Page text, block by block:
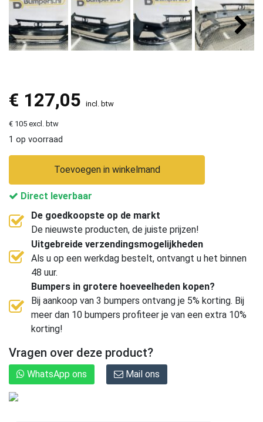
€ 127,05 incl. btw
€ 105 excl. btw
1 op voorraad
Toevoegen in winkelmand
Direct leverbaar
De goedkoopste op de markt
De nieuwste producten, de juiste prijzen!
Uitgebreide verzendingsmogelijkheden
Als u op een werkdag bestelt, ontvangt u het binnen
48 uur.
Bumpers in grotere hoeveelheden kopen?
Bij aankoop van 3 bumpers ontvang je 5% korting. Bij
meer dan 10 bumpers profiteer je van een extra 10%
korting!
Vragen over deze product?
WhatsApp ons Mail ons